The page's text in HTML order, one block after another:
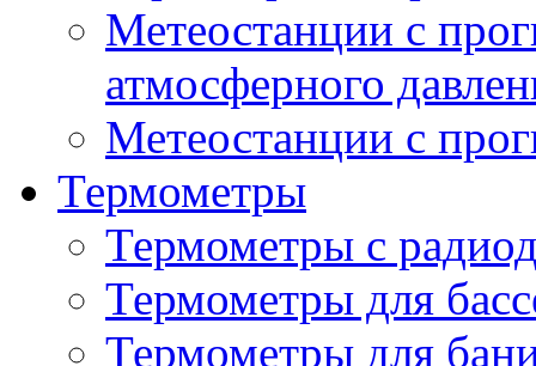
Метеостанции с
атмосферного
Метеостанции с
Термометры
Термометры с
Термометры для
Термометры для